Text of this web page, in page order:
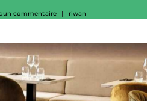
commentaire riwan